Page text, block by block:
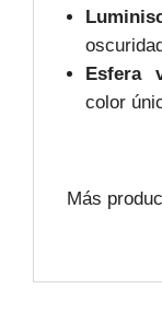
Esfera
color
Más